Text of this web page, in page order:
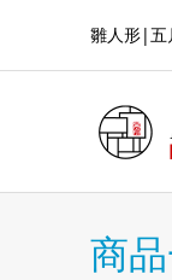
雛人形|
商